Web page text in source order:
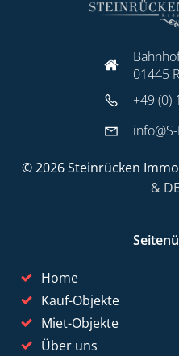
01445
+49 (0)
© 2026 Steinrücken
&
Home
Kauf-Objekte
Miet-Objekte
Über uns